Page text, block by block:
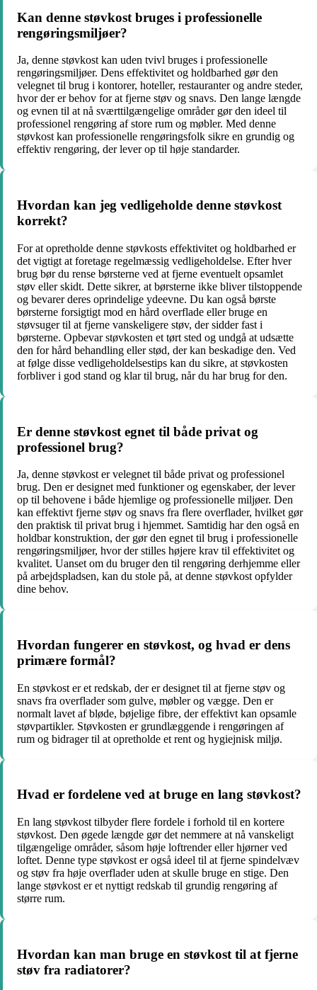
Kan denne støvkost bruges i professionelle
rengøringsmiljøer?
Ja, denne støvkost kan uden tvivl bruges i professionelle
rengøringsmiljøer. Dens effektivitet og holdbarhed gør den
velegnet til brug i kontorer, hoteller, restauranter og andre steder,
hvor der er behov for at fjerne støv og snavs. Den lange længde
og evnen til at nå sværttilgængelige områder gør den ideel til
professionel rengøring af store rum og møbler. Med denne
støvkost kan professionelle rengøringsfolk sikre en grundig og
effektiv rengøring, der lever op til høje standarder.
Hvordan kan jeg vedligeholde denne støvkost
korrekt?
For at opretholde denne støvkosts effektivitet og holdbarhed er
det vigtigt at foretage regelmæssig vedligeholdelse. Efter hver
brug bør du rense børsterne ved at fjerne eventuelt opsamlet
støv eller skidt. Dette sikrer, at børsterne ikke bliver tilstoppende
og bevarer deres oprindelige ydeevne. Du kan også børste
børsterne forsigtigt mod en hård overflade eller bruge en
støvsuger til at fjerne vanskeligere støv, der sidder fast i
børsterne. Opbevar støvkosten et tørt sted og undgå at udsætte
den for hård behandling eller stød, der kan beskadige den. Ved
at følge disse vedligeholdelsestips kan du sikre, at støvkosten
forbliver i god stand og klar til brug, når du har brug for den.
Er denne støvkost egnet til både privat og
professionel brug?
Ja, denne støvkost er velegnet til både privat og professionel
brug. Den er designet med funktioner og egenskaber, der lever
op til behovene i både hjemlige og professionelle miljøer. Den
kan effektivt fjerne støv og snavs fra flere overflader, hvilket gør
den praktisk til privat brug i hjemmet. Samtidig har den også en
holdbar konstruktion, der gør den egnet til brug i professionelle
rengøringsmiljøer, hvor der stilles højere krav til effektivitet og
kvalitet. Uanset om du bruger den til rengøring derhjemme eller
på arbejdspladsen, kan du stole på, at denne støvkost opfylder
dine behov.
Hvordan fungerer en støvkost, og hvad er dens
primære formål?
En støvkost er et redskab, der er designet til at fjerne støv og
snavs fra overflader som gulve, møbler og vægge. Den er
normalt lavet af bløde, bøjelige fibre, der effektivt kan opsamle
støvpartikler. Støvkosten er grundlæggende i rengøringen af
rum og bidrager til at opretholde et rent og hygiejnisk miljø.
Hvad er fordelene ved at bruge en lang støvkost?
En lang støvkost tilbyder flere fordele i forhold til en kortere
støvkost. Den øgede længde gør det nemmere at nå vanskeligt
tilgængelige områder, såsom høje loftrender eller hjørner ved
loftet. Denne type støvkost er også ideel til at fjerne spindelvæv
og støv fra høje overflader uden at skulle bruge en stige. Den
lange støvkost er et nyttigt redskab til grundig rengøring af
større rum.
Hvordan kan man bruge en støvkost til at fjerne
støv fra radiatorer?